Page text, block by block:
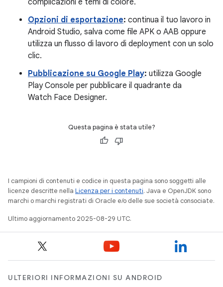
complicazioni e temi di colore.
Opzioni di esportazione: continua il tuo lavoro in
Android Studio, salva come file APK o AAB oppure
utilizza un flusso di lavoro di deployment con un solo
clic.
Pubblicazione su Google Play: utilizza Google
Play Console per pubblicare il quadrante da
Watch Face Designer.
Questa pagina è stata utile?
I campioni di contenuti e codice in questa pagina sono soggetti alle
licenze descritte nella Licenza per i contenuti. Java e OpenJDK sono
marchi o marchi registrati di Oracle e/o delle sue società consociate.
Ultimo aggiornamento 2025-08-29 UTC.
ULTERIORI INFORMAZIONI SU ANDROID